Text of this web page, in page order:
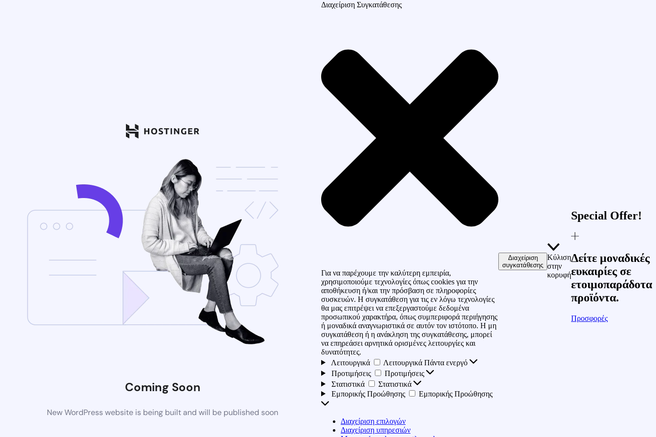
Coming Soon
New WordPress website is being built and will be published soon
Διαχείριση Συγκατάθεσης
Για να παρέχουμε την καλύτερη εμπειρία,
χρησιμοποιούμε τεχνολογίες όπως cookies για την
αποθήκευση ή/και την πρόσβαση σε πληροφορίες
συσκευών. Η συγκατάθεση για τις εν λόγω τεχνολογίες
θα μας επιτρέψει να επεξεργαστούμε δεδομένα
προσωπικού χαρακτήρα, όπως συμπεριφορά περιήγησης
ή μοναδικά αναγνωριστικά σε αυτόν τον ιστότοπο. Η μη
συγκατάθεση ή η ανάκληση της συγκατάθεσης, μπορεί
να επηρεάσει αρνητικά ορισμένες λειτουργίες και
δυνατότητες.
Λειτουργικά
Λειτουργικά Πάντα ενεργό
Προτιμήσεις
Προτιμήσεις
Στατιστικά
Στατιστικά
Εμπορικής Προώθησης
Εμπορικής Προώθησης
Διαχείριση επιλογών
Διαχείριση υπηρεσιών
Διαχείριση
συγκατάθεσης
Κύλιση
στην
κορυφή
Special Offer!
Δείτε μοναδικές
ευκαιρίες σε
ετοιμοπαράδοτα
προϊόντα.
Προσφορές